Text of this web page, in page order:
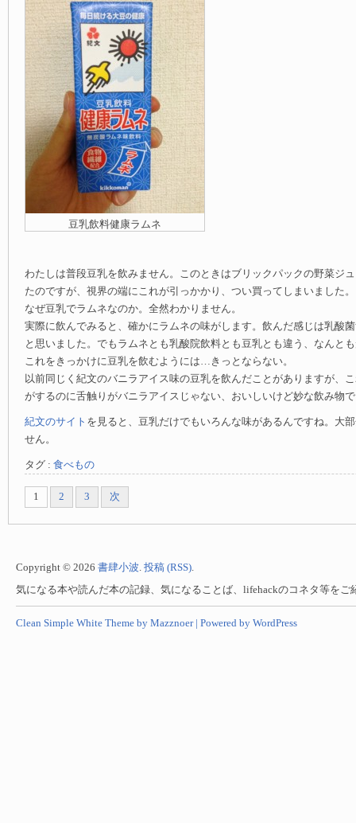
豆乳飲料健康ラムネ
わたしは普段豆乳を飲みません。このときはブリックパックの野菜ジ
たのですが、視界の端にこれが引っかかり、つい買ってしまいました。
なぜ豆乳でラムネなのか。全然わかりません。
実際に飲んでみると、確かにラムネの味がします。飲んだ感じは乳酸
と思いました。でもラムネとも乳酸院飲料とも豆乳とも違う、なんと
これをきっかけに豆乳を飲むようには…きっとならない。
以前同じく紀文のバニラアイス味の豆乳を飲んだことがありますが、
がするのに舌触りがバニラアイスじゃない、おいしいけど妙な飲み物
紀文のサイト を見ると、豆乳だけでもいろんな味があるんですね。大
せん。
タグ : 食べもの
1 2 3 次
Copyright © 2026 書肆小波. 投稿 (RSS).
気になる本や読んだ本の記録、気になることば、lifehackのコネタ等をご
Clean Simple White Theme by Mazznoer | Powered by WordPress